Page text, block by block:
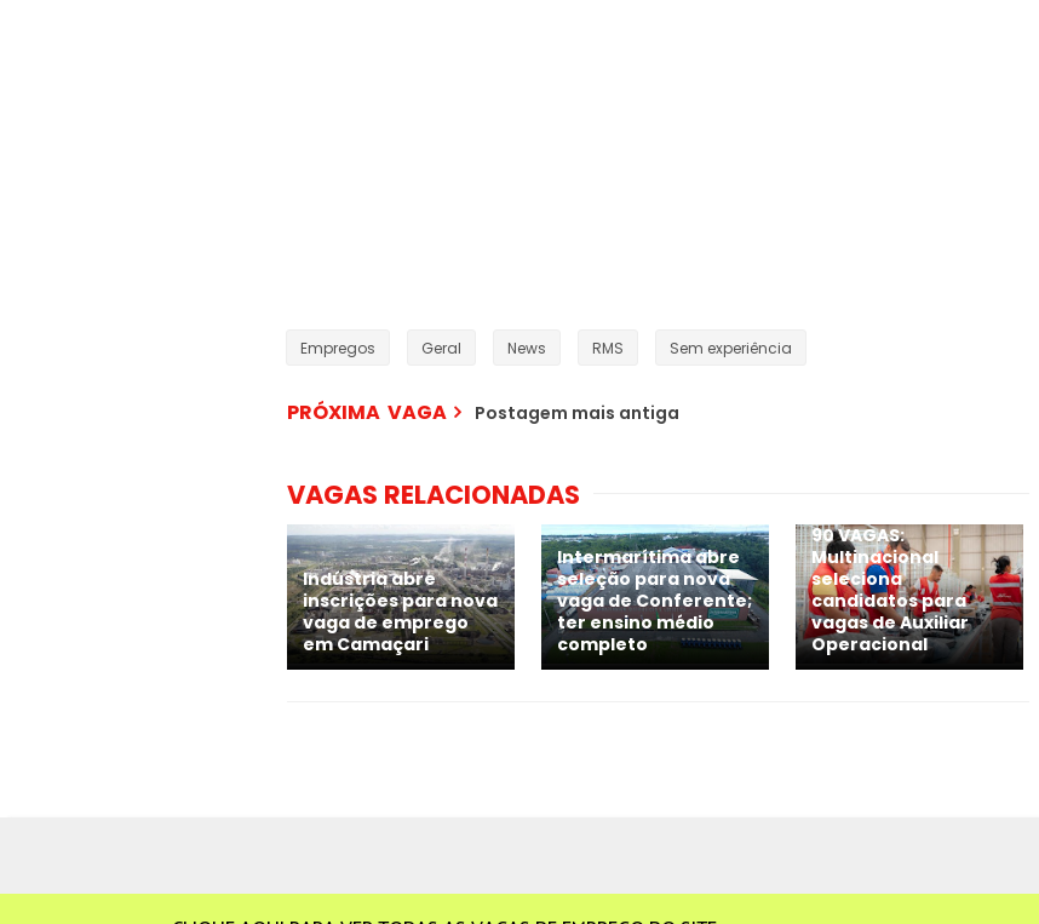
Empregos Geral News RMS Sem experiência
PRÓXIMA VAGA Postagem mais antiga
VAGAS RELACIONADAS
Indústria abre
inscrições para nova
vaga de emprego
em Camaçari
Intermarítima abre
seleção para nova
vaga de Conferente;
ter ensino médio
completo
90 VAGAS:
Multinacional
seleciona
candidatos para
vagas de Auxiliar
Operacional